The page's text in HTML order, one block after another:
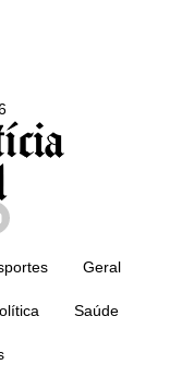
Geral
Saúde